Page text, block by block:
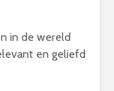
in de wereld
en geliefd